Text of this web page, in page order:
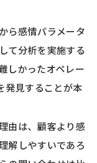
ら感情パラメータ
て分析を実施する
しかったオペレー
発見することが本
由は、顧客より感
解しやすいであろ